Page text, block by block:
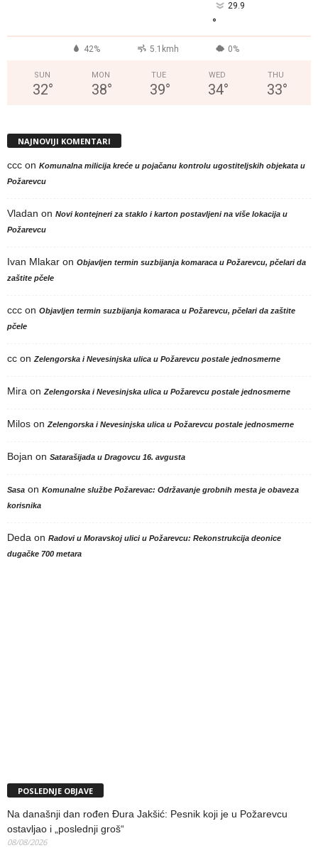
29.9
°
42% 5.1kmh 0%
SUN
32°
MON
38°
TUE
39°
WED
34°
THU
33°
NAJNOVIJI KOMENTARI
ccc on Komunalna milicija kreće u pojačanu kontrolu ugostiteljskih objekata u
Požarevcu
Vladan on Novi kontejneri za staklo i karton postavljeni na više lokacija u
Požarevcu
Ivan Mlakar on Objavljen termin suzbijanja komaraca u Požarevcu, pčelari da
zaštite pčele
ccc on Objavljen termin suzbijanja komaraca u Požarevcu, pčelari da zaštite
pčele
cc onZelengorska i Nevesinjska ulica u Požarevcu postale jednosmerne
Mira onZelengorska i Nevesinjska ulica u Požarevcu postale jednosmerne
Milos onZelengorska i Nevesinjska ulica u Požarevcu postale jednosmerne
Bojan on Satarašijada u Dragovcu 16. avgusta
Sasa on Komunalne službe Požarevac: Održavanje grobnih mesta je obaveza
korisnika
Deda on Radovi u Moravskoj ulici u Požarevcu: Rekonstrukcija deonice
dugačke 700 metara
POSLEDNJE OBJAVE
Na današnji dan rođen Đura Jakšić: Pesnik koji je u Požarevcu
ostavljao i „poslednji groš“
08/08/2026